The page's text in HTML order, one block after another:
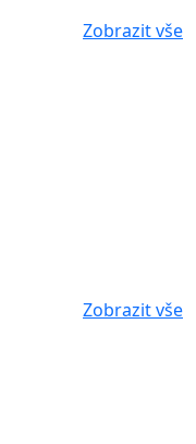
Zobrazit vše
Zobrazit vše